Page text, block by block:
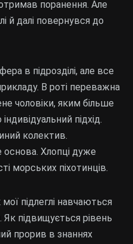
поранення. Але
й далі повернувся до
в підрозділі, але все
В роті переважна
чоловіки, яким більше
підхід.
колектив.
Хлопці дуже
морських піхотинців.
підлеглі навчаються
підвищується рівень
прорив в знаннях